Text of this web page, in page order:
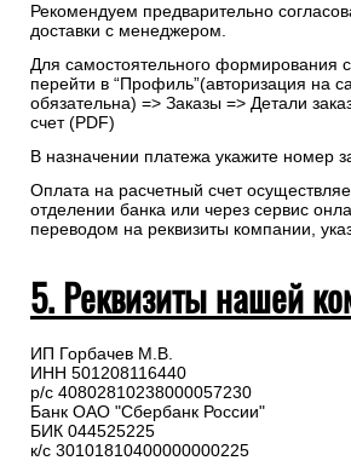
Рекомендуем предварительно
доставки с менеджером.
Для самостоятельного формирования
перейти в “Профиль”(авторизация на
обязательна) => Заказы => Детали
счет (PDF)
В назначении платежа укажите номер
Оплата на расчетный счет
отделении банка или через сервис
переводом на реквизиты компании,
5. Реквизиты нашей
ИП Горбачев М.В.
ИНН 501208116440
р/с 40802810238000057230
Банк ОАО "Сбербанк России"
БИК 044525225
к/с 30101810400000000225